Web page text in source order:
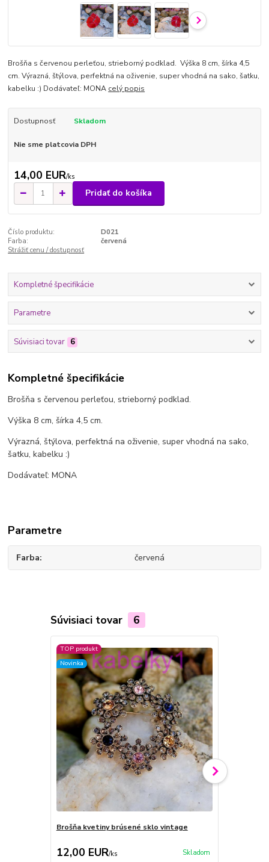
Brošňa s červenou perleťou, strieborný podklad. Výška 8 cm, šírka 4,5
cm. Výrazná, štýlova, perfektná na oživenie, super vhodná na sako, šatku,
kabelku :) Dodávateľ: MONA celý popis
Dostupnosť Skladom
Nie sme platcovia DPH
14,00 EUR/ks
Pridať do košíka
Číslo produktu:
D021
Farba:
červená
Strážiť cenu / dostupnosť
Kompletné špecifikácie
Parametre
Súvisiaci tovar 6
Kompletné špecifikácie
Brošňa s červenou perleťou, strieborný podklad.
Výška 8 cm, šírka 4,5 cm.
Výrazná, štýlova, perfektná na oživenie, super vhodná na sako,
šatku, kabelku :)
Dodávateľ: MONA
Parametre
Farba červená
Súvisiaci tovar 6
TOP produkt
Novinka
Brošňa kvetiny brúsené sklo vintage
12,00 EUR/ks Skladom